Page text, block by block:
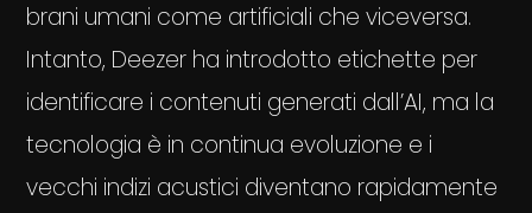
brani umani come artificiali che viceversa.
Intanto, Deezer ha introdotto etichette per
identificare i contenuti generati dall’AI, ma la
tecnologia è in continua evoluzione e i
vecchi indizi acustici diventano rapidamente